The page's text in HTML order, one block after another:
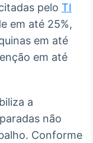
pelo TI
em até 25%,
em até
em até
a
não
Conforme